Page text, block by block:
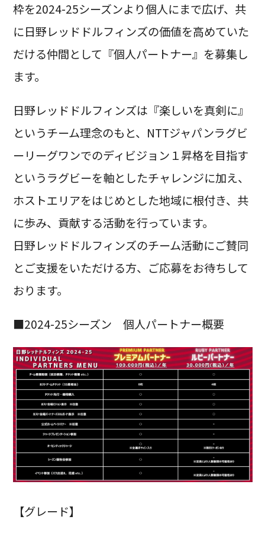
枠を2024-25シーズンより個人にまで広げ、共
に日野レッドドルフィンズの価値を高めていた
だける仲間として『個人パートナー』を募集し
ます。
日野レッドドルフィンズは『楽しいを真剣に』
というチーム理念のもと、NTTジャパンラグビ
ーリーグワンでのディビジョン１昇格を目指す
というラグビーを軸としたチャレンジに加え、
ホストエリアをはじめとした地域に根付き、共
に歩み、貢献する活動を行っています。
日野レッドドルフィンズのチーム活動にご賛同
とご支援をいただける方、ご応募をお待ちして
おります。
■2024-25シーズン 個人パートナー概要
【グレード】